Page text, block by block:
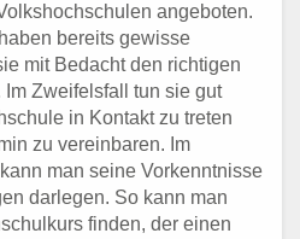
angeboten.
bereits gewisse
mit Bedacht den richtigen
Zweifelsfall tun sie gut
in Kontakt zu treten
zu vereinbaren. Im
man seine Vorkenntnisse
darlegen. So kann man
finden, der einen